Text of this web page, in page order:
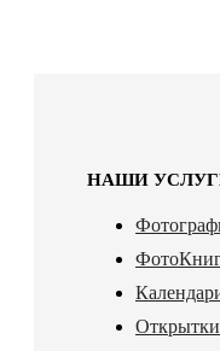
НАШИ
Открытки